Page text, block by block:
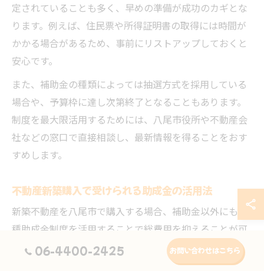
定されていることも多く、早めの準備が成功のカギとな
ります。例えば、住民票や所得証明書の取得には時間が
かかる場合があるため、事前にリストアップしておくと
安心です。
また、補助金の種類によっては抽選方式を採用している
場合や、予算枠に達し次第終了となることもあります。
制度を最大限活用するためには、八尾市役所や不動産会
社などの窓口で直接相談し、最新情報を得ることをおす
すめします。
不動産新築購入で受けられる助成金の活用法
新築不動産を八尾市で購入する場合、補助金以外にも各
種助成金制度を活用することで総費用を抑えることが可
能です。代表的な助成金には「省エネ住宅推進助成」や
「耐震改修助成」などがあり、対象となる工事や設備を
06-4400-2425 お問い合わせはこちら